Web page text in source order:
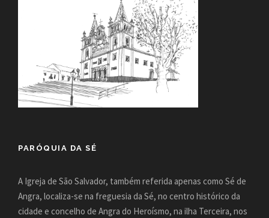
PARÓQUIA DA SÉ
A Igreja de São Salvador, também referida apenas como Sé de
Angra, localiza-se na freguesia da Sé, no centro histórico da
cidade e concelho de Angra do Heroísmo, na ilha Terceira, nos